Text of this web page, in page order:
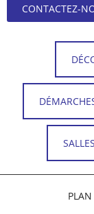
CONTACTEZ-